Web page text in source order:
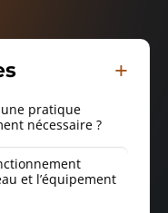
pratique
nécessaire ?
et l’équipement